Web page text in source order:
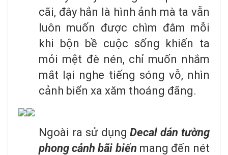
cãi, đây hẳn là hình ảnh mà ta vẫn
luôn muốn được chìm đắm mỗi
khi bộn bề cuộc sống khiến ta
mỏi mệt đè nén, chỉ muốn nhắm
mắt lại nghe tiếng sóng vỗ, nhìn
cảnh biển xa xăm thoáng đãng.
Ngoài ra sử dụngDecal dán tường
phong cảnh bãi biển mang đến nét